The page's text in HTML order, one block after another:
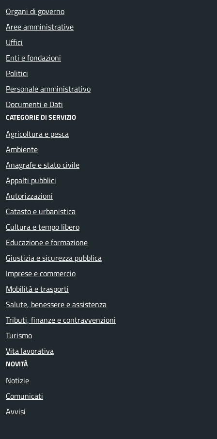
Organi di governo
Aree amministrative
Uffici
Enti e fondazioni
Politici
Personale amministrativo
Documenti e Dati
CATEGORIE DI SERVIZIO
Agricoltura e pesca
Ambiente
Anagrafe e stato civile
Appalti pubblici
Autorizzazioni
Catasto e urbanistica
Cultura e tempo libero
Educazione e formazione
Giustizia e sicurezza pubblica
Imprese e commercio
Mobilità e trasporti
Salute, benessere e assistenza
Tributi, finanze e contravvenzioni
Turismo
Vita lavorativa
NOVITÀ
Notizie
Comunicati
Avvisi